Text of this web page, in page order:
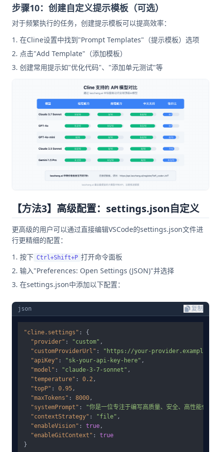
步骤10：创建自定义提示模板（可选）
对于频繁执行的任务，创建提示模板可以提高效率：
在Cline设置中找到"Prompt Templates"（提示模板）选项
点击"Add Template"（添加模板）
创建常用提示如"优化代码"、"添加单元测试"等
【方法3】高级配置：settings.json自定义
更高级的用户可以通过直接编辑VSCode的settings.json文件进
行更精细的配置：
按下 Ctrl+Shift+P 打开命令面板
输入"Preferences: Open Settings (JSON)"并选择
在settings.json中添加以下配置：
json 复制
"cline.settings" :
{
"provider" : "custom" ,
"customProviderUrl" : "https://your-provider.example/v1"
"apiKey" : "sk-your-api-key-here" ,
"model" : "claude-3-7-sonnet" ,
"temperature" : 0.2,
"topP" : 0.95,
"maxTokens" : 8000,
"systemPrompt" :
"你是一位专注于编写高质量、安全、高性能代码
"contextStrategy" : "file" ,
"enableVision" : true,
"enableGitContext" :
true
}